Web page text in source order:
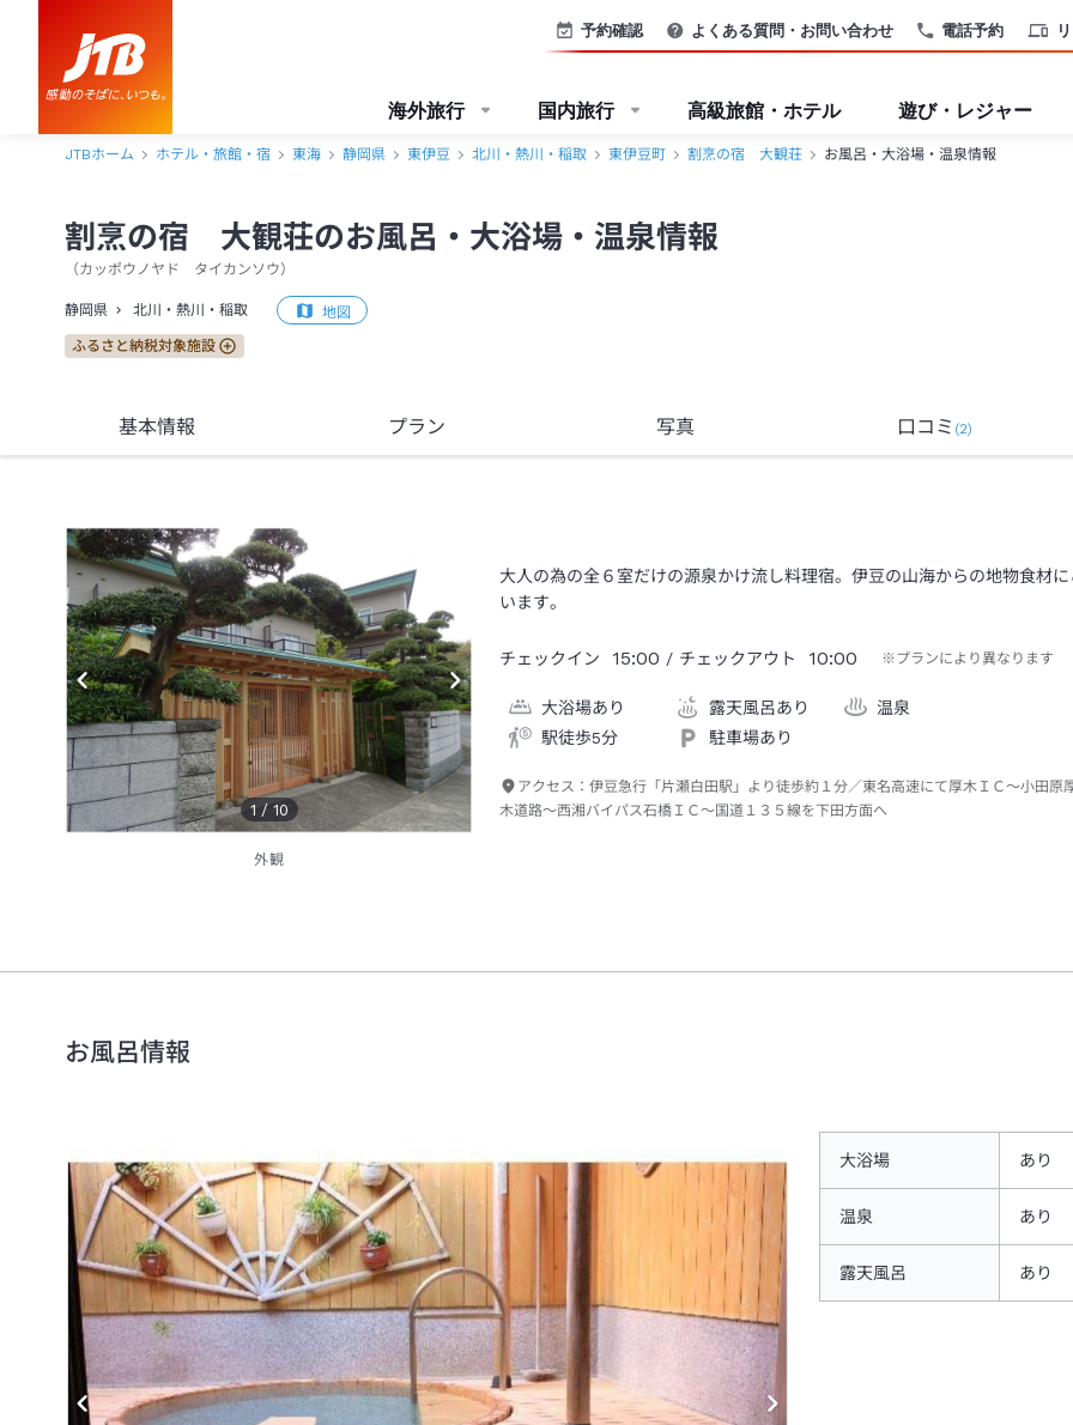
電話予約
予約確認 よくある質問・お問い合わせ
海外旅行 国内旅行 高級旅館・ホテル 遊び・レジャー
JTBホーム ホテル・旅館・宿 東海 静岡県 東伊豆 北川・熱川・稲取 東伊豆町 割烹の宿 大観荘 お風呂・大浴場・温泉情報
割烹の宿 大観荘のお風呂・大浴場・温泉情報
（カッポウノヤド タイカンソウ）
静岡県 北川・熱川・稲取 地図
ふるさと納税対象施設
基本情報 プラン 写真 口コミ (2)
1 / 10
外観
大人の為の全６室だけの源泉かけ流し料理宿。伊豆の山海からの地物食材
います。
チェックイン 15:00 / チェックアウト 10:00 ※プランにより異なります
大浴場あり 露天風呂あり
温泉
駅徒歩5分
駐車場あり
アクセス：伊豆急行「片瀬白田駅」より徒歩約１分／東名高速にて厚木ＩＣ～小田原
木道路～西湘バイパス石橋ＩＣ～国道１３５線を下田方面へ
お風呂情報
大浴場 あり
温泉 あり
露天風呂 あり